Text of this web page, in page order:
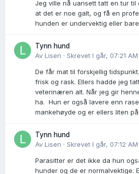
Jeg ville nå uansett tatt en tur til
at det er noe galt, og få en
hunden er undervektig eller
Tynn hund
Av Lisen · Skrevet I går, 07:21 AM
De får mat til forskjellig
frisk og rask. Ellers hadde jeg
veterinæren alt. Når jeg gir
ha. Hun er også lavere enn
mankehøyde og er ellers liten
Tynn hund
Av Lisen · Skrevet I går, 07:12 AM
Parasitter er det ikke da hun
hunder og de er normalvektige.